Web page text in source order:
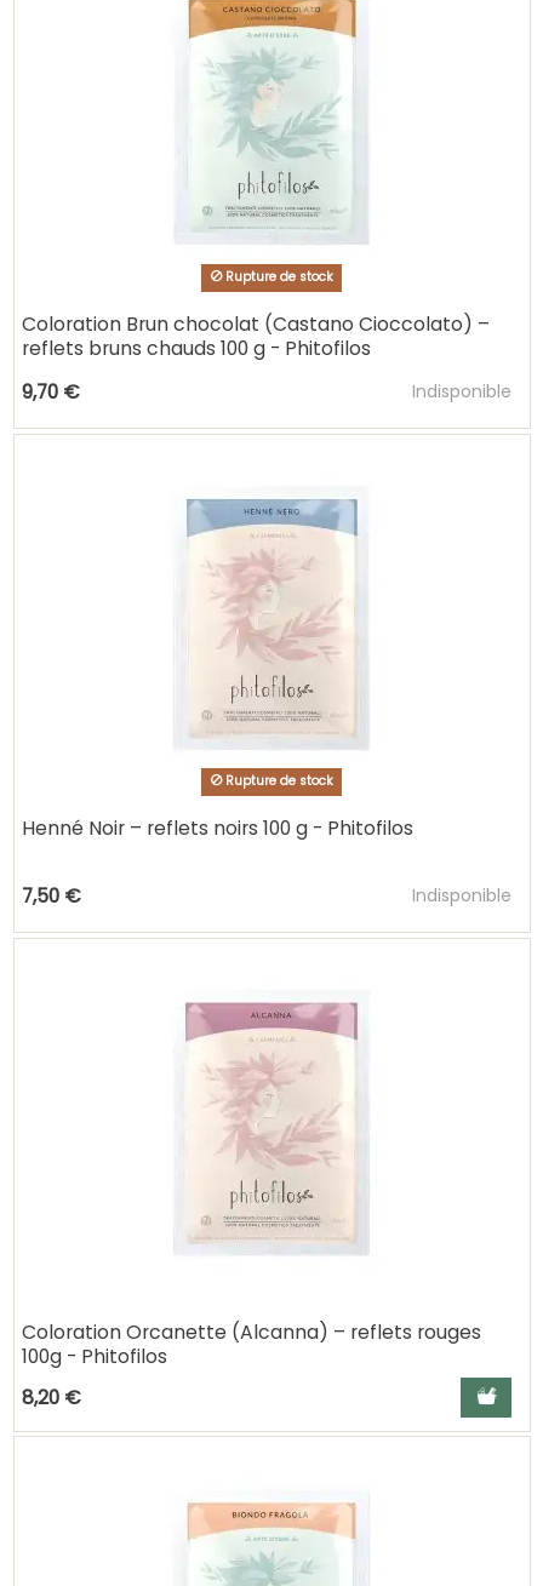
Rupture de stock
Coloration Brun chocolat (Castano Cioccolato) –
reflets bruns chauds 100 g - Phitofilos
9,70 €
Indisponible
Ajouter au
Rupture de stock
Henné Noir – reflets noirs 100 g - Phitofilos
7,50 € Indisponible
Ajouter au
Coloration Orcanette (Alcanna) – reflets rouges
100g - Phitofilos
8,20 €
Ajouter